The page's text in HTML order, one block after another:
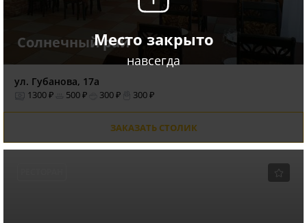
Место закрыто
навсегда
Солнечный рай
ул. Губанова, 17а
1300 ₽ 500 ₽ 300 ₽ 300 ₽
ЗАКАЗАТЬ СТОЛИК